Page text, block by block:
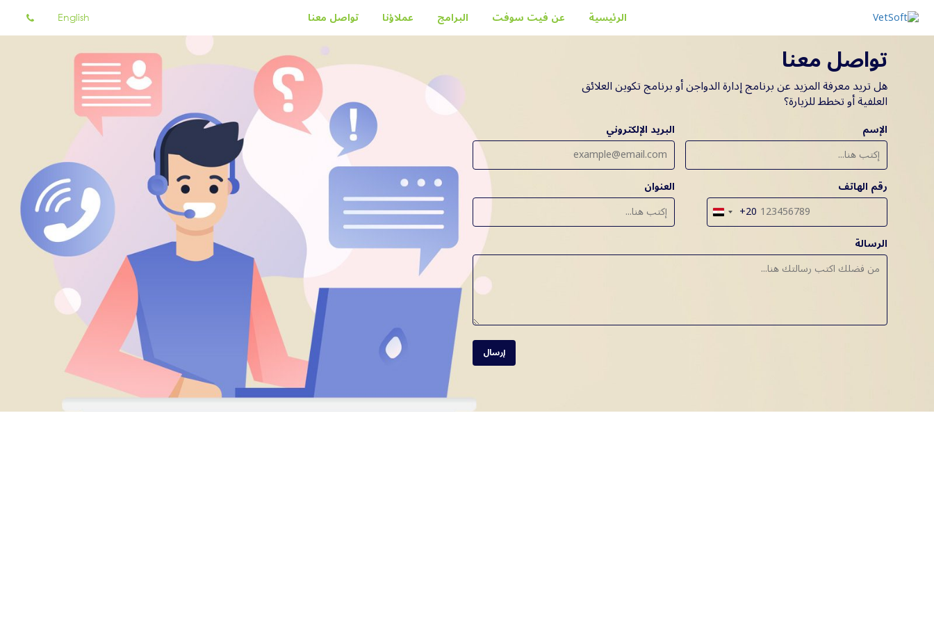
الرئيسية عن فيت سوفت البرامج عملاؤنا تواصل معنا English
تواصل معنا
هل تريد معرفة المزيد عن برنامج إدارة الدواجن أو برنامج تكوين العلائق
العلفية أو تخطط للزيارة؟
الإسم البريد الإلكتروني
رقم الهاتف
مصر
+20
+20
العنوان
الرسالة
إرسال